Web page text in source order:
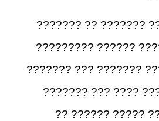
??? ???? ???? ???
????? ????? ??????
???? ??????? ????
????? ???? ?? ????
??????????? ????